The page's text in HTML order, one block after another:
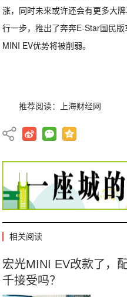
涨，同时未来或许还会有更多大
行一步，推出了奔奔E-Star国民
MINI EV优势将被削弱。
推荐阅读： 上海财经网
相关阅读
宏光MINI EV改款了，
千接受吗？